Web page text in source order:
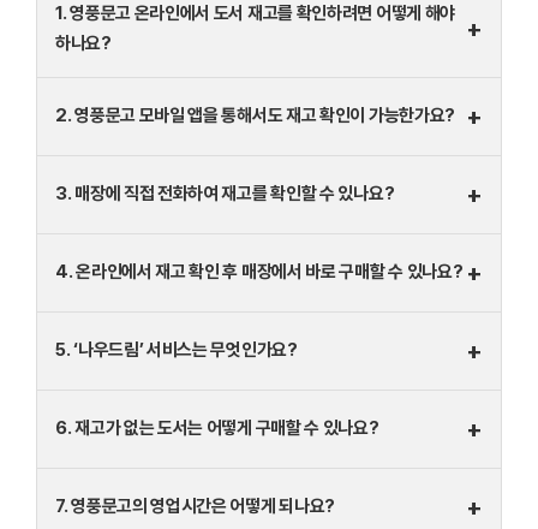
1. 영풍문고 온라인에서 도서 재고를 확인하려면 어떻게 해야
하나요?
+
2. 영풍문고 모바일 앱을 통해서도 재고 확인이 가능한가요? +
3. 매장에 직접 전화하여 재고를 확인할 수 있나요? +
4. 온라인에서 재고 확인 후 매장에서 바로 구매할 수 있나요? +
5. ‘나우드림’ 서비스는 무엇인가요? +
6. 재고가 없는 도서는 어떻게 구매할 수 있나요? +
7. 영풍문고의 영업시간은 어떻게 되나요? +